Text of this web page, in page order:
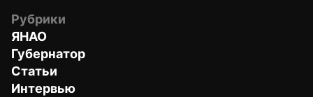
Рубрики
ЯНАО
Губернатор
Статьи
Интервью